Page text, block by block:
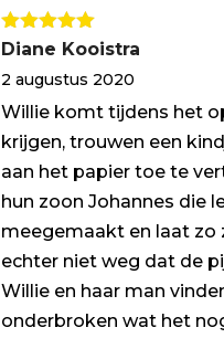
Gewaardeerd
Diane Kooistra
2 augustus 2020
Willie komt tijdens het
krijgen, trouwen een
aan het papier toe te
hun zoon Johannes die
meegemaakt en laat zo
echter niet weg dat de
Willie en haar man
onderbroken wat het